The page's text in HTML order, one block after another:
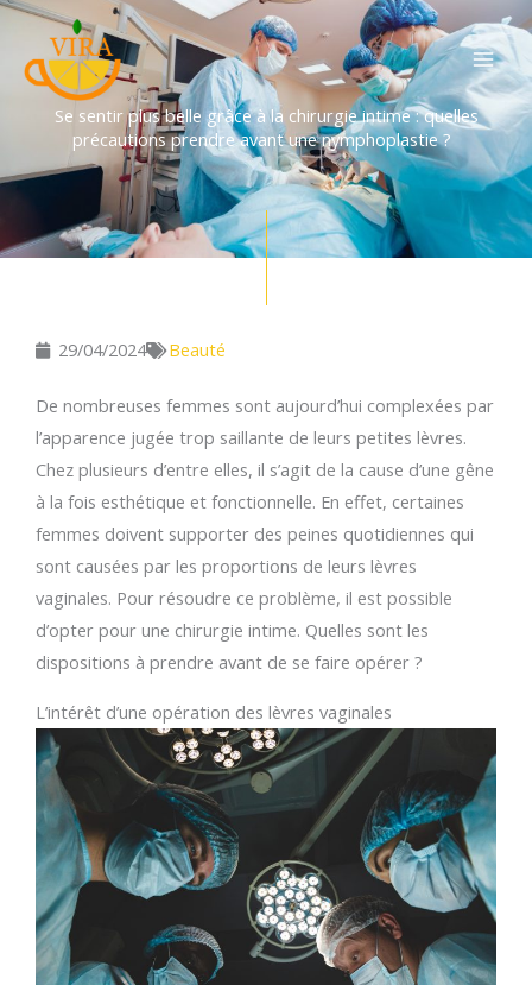
Aller
contenu
Se sentir plus belle grâce à la chirurgie intime : quelles
précautions prendre avant une nymphoplastie ?
29/04/2024 Beauté
De nombreuses femmes sont aujourd’hui complexées par
l’apparence jugée trop saillante de leurs petites lèvres.
Chez plusieurs d’entre elles, il s’agit de la cause d’une gêne
à la fois esthétique et fonctionnelle. En effet, certaines
femmes doivent supporter des peines quotidiennes qui
sont causées par les proportions de leurs lèvres
vaginales. Pour résoudre ce problème, il est possible
d’opter pour une chirurgie intime. Quelles sont les
dispositions à prendre avant de se faire opérer ?
L’intérêt d’une opération des lèvres vaginales